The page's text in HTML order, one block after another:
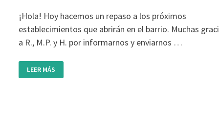
¡Hola! Hoy hacemos un repaso a los próximos
establecimientos que abrirán en el barrio. Muchas
a R., M.P. y H. por informarnos y enviarnos …
FUTURAS
APERTURAS:
DÖNER
LEER MÁS